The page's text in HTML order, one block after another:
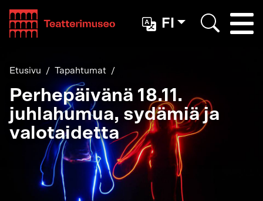
Teatterimuseo
FI
Etusivu Tapahtumat
Perhepäivänä 18.11.
juhlahumua, sydämiä ja
valotaidetta